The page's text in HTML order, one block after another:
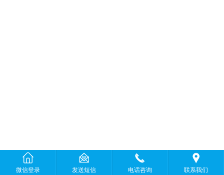
微信登录 发送短信 电话咨询 联系我们